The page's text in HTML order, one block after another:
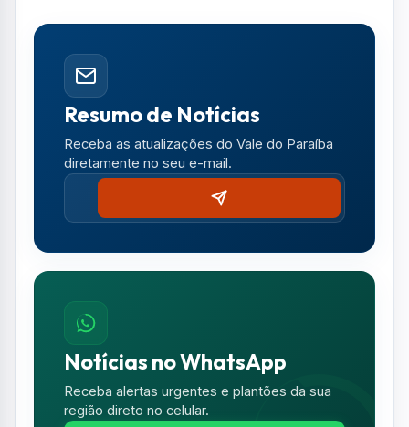
Resumo de Notícias
Receba as atualizações do Vale do Paraíba
diretamente no seu e-mail.
Notícias no WhatsApp
Receba alertas urgentes e plantões da sua
região direto no celular.